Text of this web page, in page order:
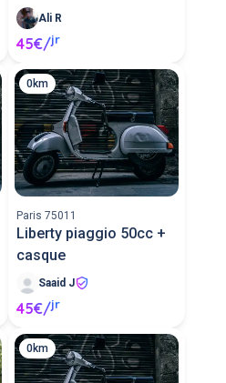
Ali R
45€/jr
0km
Paris 75011
Liberty piaggio 50cc +
casque
Saaid J
45€/jr
0km